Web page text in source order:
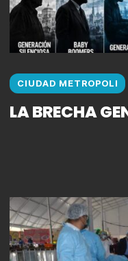
CIUDAD METROPOLI
LA BRECHA